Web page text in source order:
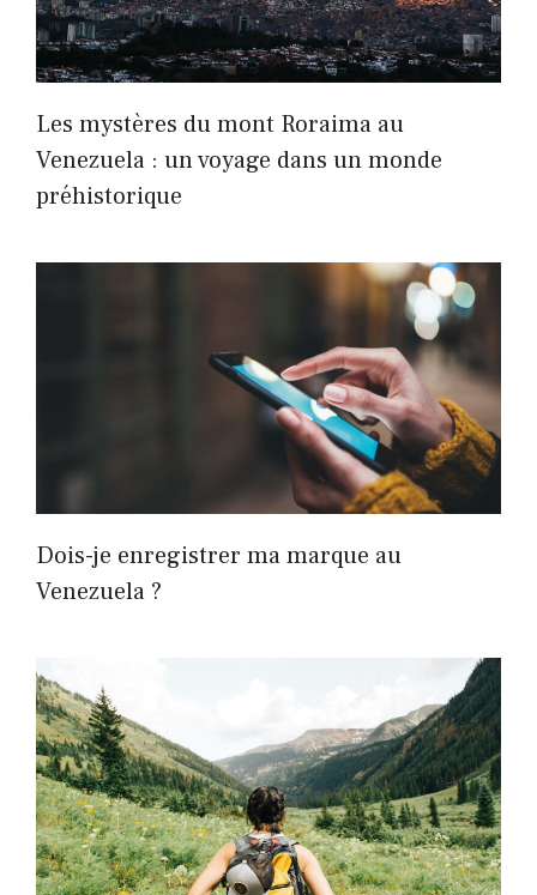
Les mystères du mont Roraima au
Venezuela : un voyage dans un monde
préhistorique
Dois-je enregistrer ma marque au
Venezuela ?